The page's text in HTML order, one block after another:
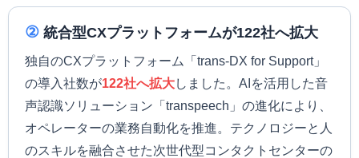
② 統合型CXプラットフォームが122社へ拡大
独自のCXプラットフォーム「trans-DX for Support」
の導入社数が122社へ拡大しました。AIを活用した音
声認識ソリューション「transpeech」の進化により、
オペレーターの業務自動化を推進。テクノロジーと人
のスキルを融合させた次世代型コンタクトセンターの